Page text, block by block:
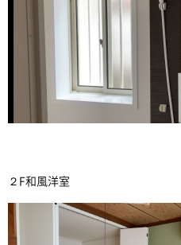
２F和風洋室